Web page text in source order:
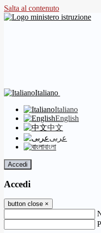
Salta al contenuto
Italiano
Italiano
English
中文
عربى
বাংলা
Accedi
Accedi
button close ×